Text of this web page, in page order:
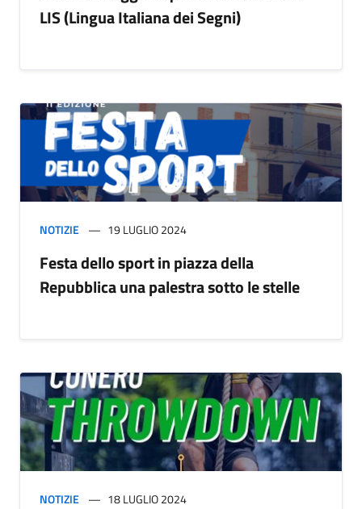
LIS (Lingua Italiana dei Segni)
NOTIZIE 19 LUGLIO 2024
Festa dello sport in piazza della
Repubblica una palestra sotto le stelle
NOTIZIE 18 LUGLIO 2024